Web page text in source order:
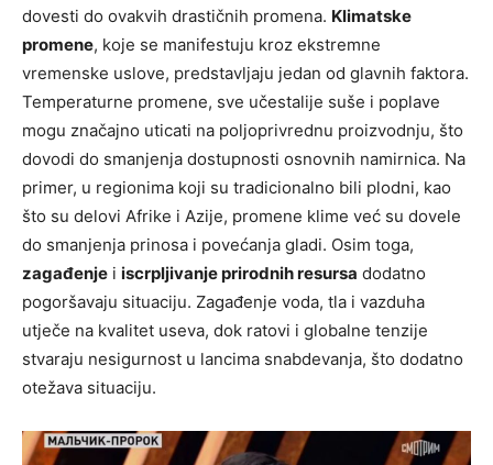
dovesti do ovakvih drastičnih promena. Klimatske
promene, koje se manifestuju kroz ekstremne
vremenske uslove, predstavljaju jedan od glavnih faktora.
Temperaturne promene, sve učestalije suše i poplave
mogu značajno uticati na poljoprivrednu proizvodnju, što
dovodi do smanjenja dostupnosti osnovnih namirnica. Na
primer, u regionima koji su tradicionalno bili plodni, kao
što su delovi Afrike i Azije, promene klime već su dovele
do smanjenja prinosa i povećanja gladi. Osim toga,
zagađenje i iscrpljivanje prirodnih resursa dodatno
pogoršavaju situaciju. Zagađenje voda, tla i vazduha
utječe na kvalitet useva, dok ratovi i globalne tenzije
stvaraju nesigurnost u lancima snabdevanja, što dodatno
otežava situaciju.